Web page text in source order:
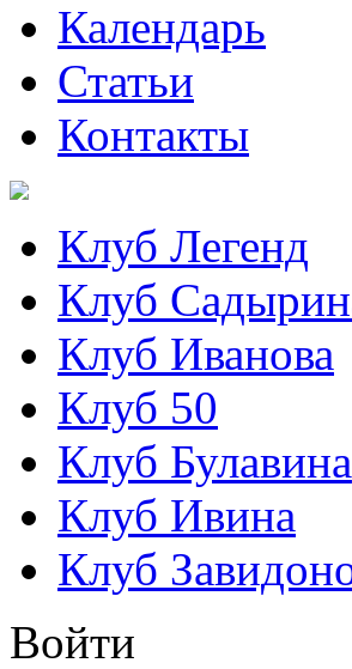
Календарь
Статьи
Контакты
Клуб Легенд
Клуб
Клуб Иванова
Клуб 50
Клуб Булавина
Клуб Ивина
Клуб
Войти